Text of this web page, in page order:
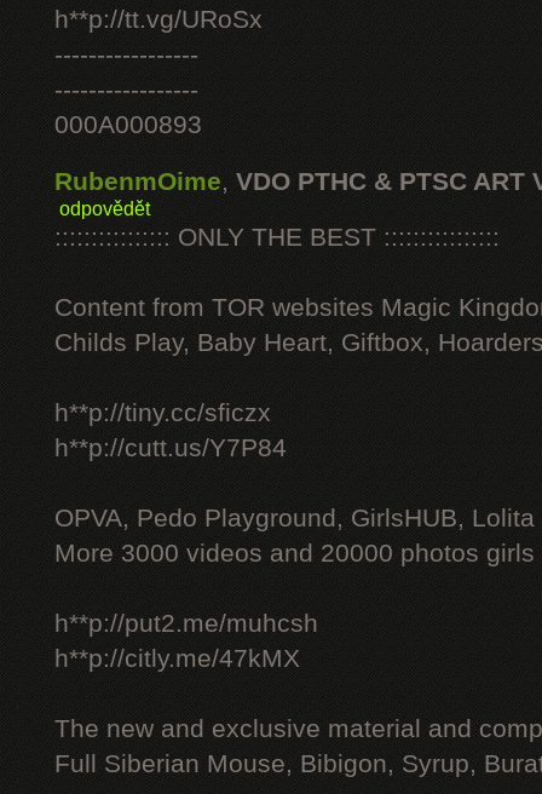
h**p://tt.vg/URoSx
-----------------
-----------------
000A000893
RubenmOime, VDO PTHC & PTSC ART
odpovědět
:::::::::::::::: ONLY THE BEST ::::::::::::::::
Content from TOR websites Magic
Childs Play, Baby Heart, Giftbox,
h**p://tiny.cc/sficzx
h**p://cutt.us/Y7P84
OPVA, Pedo Playground, GirlsHUB, Lolita
More 3000 videos and 20000 photos
h**p://put2.me/muhcsh
h**p://citly.me/47kMX
The new and exclusive material and
Full Siberian Mouse, Bibigon, Syrup,